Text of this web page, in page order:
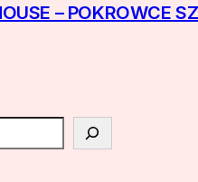
– POKROWCE